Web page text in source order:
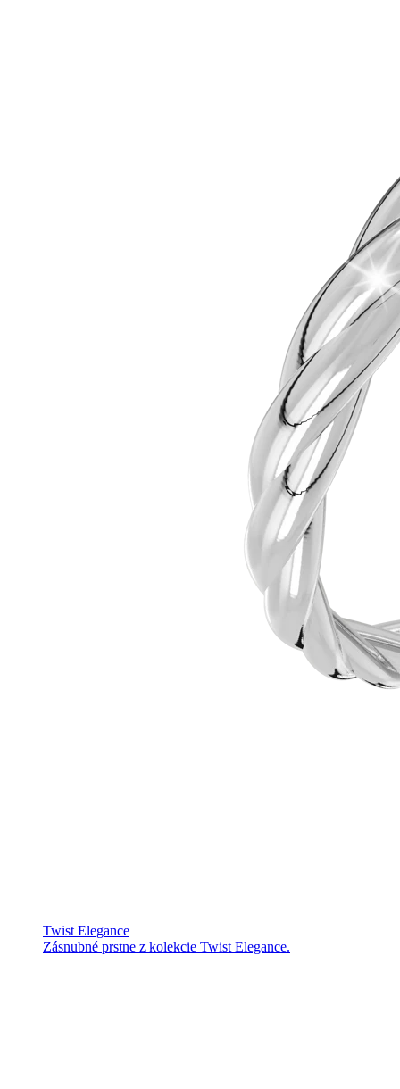
Twist Elegance
Zásnubné prstne z kolekcie Twist Elegance.